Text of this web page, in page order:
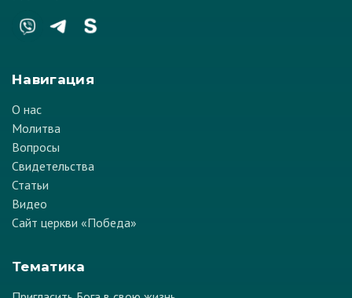
Навигация
О нас
Молитва
Вопросы
Свидетельства
Статьи
Видео
Сайт церкви «Победа»
Тематика